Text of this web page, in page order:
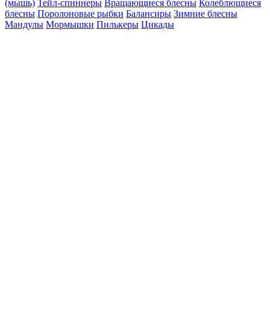
(мышь) Тейл-спиннеры Вращающиеся блесны Колеблющиеся
блесны Поролоновые рыбки Балансиры Зимние блесны
Мандулы Мормышки Пилькеры Цикады